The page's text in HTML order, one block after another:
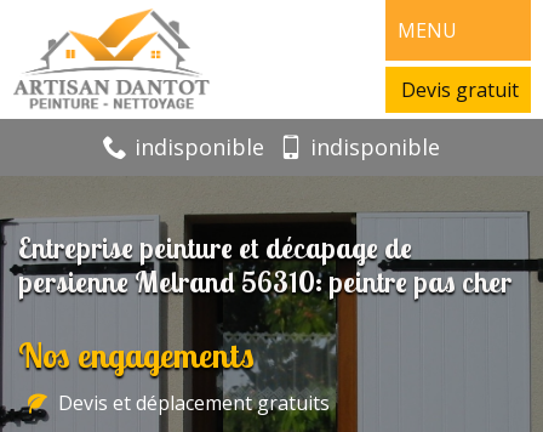
MENU
Devis gratuit
indisponible indisponible
Entreprise peinture et décapage de
persienne Melrand 56310: peintre pas cher
Nos engagements
Devis et déplacement gratuits